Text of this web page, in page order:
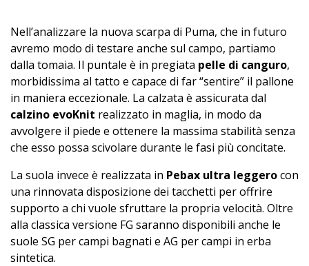
Nell’analizzare la nuova scarpa di Puma, che in futuro
avremo modo di testare anche sul campo, partiamo
dalla tomaia. Il puntale è in pregiata pelle di canguro,
morbidissima al tatto e capace di far “sentire” il pallone
in maniera eccezionale. La calzata è assicurata dal
calzino evoKnit realizzato in maglia, in modo da
avvolgere il piede e ottenere la massima stabilità senza
che esso possa scivolare durante le fasi più concitate.
La suola invece è realizzata in Pebax ultra leggerocon
una rinnovata disposizione dei tacchetti per offrire
supporto a chi vuole sfruttare la propria velocità. Oltre
alla classica versione FG saranno disponibili anche le
suole SG per campi bagnati e AG per campi in erba
sintetica.